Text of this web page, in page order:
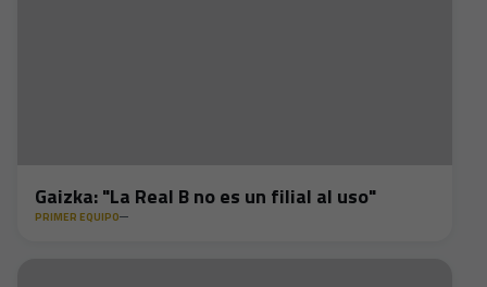
Gaizka: "La Real B no es un filial al uso"
PRIMER EQUIPO